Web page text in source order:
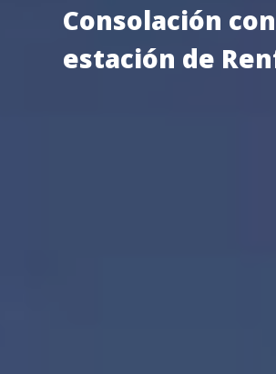
Consolación
estación de